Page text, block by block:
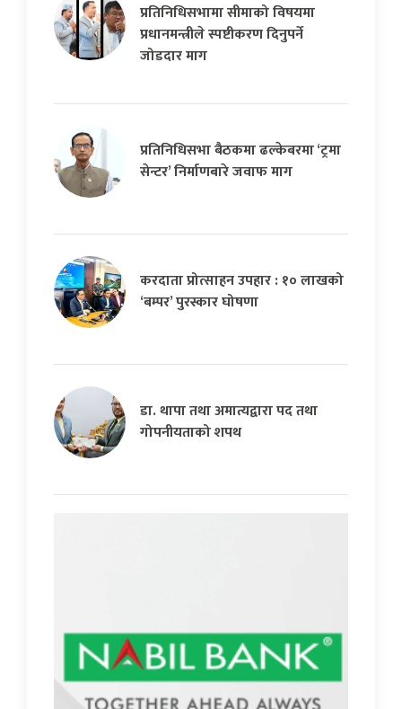
प्रतिनिधिसभामा सीमाको विषयमा
प्रधानमन्त्रीले स्पष्टीकरण दिनुपर्ने
जोडदार माग
प्रतिनिधिसभा बैठकमा ढल्केबरमा ‘ट्रमा
सेन्टर’ निर्माणबारे जवाफ माग
करदाता प्रोत्साहन उपहार : १० लाखको
‘बम्पर’ पुरस्कार घोषणा
डा. थापा तथा अमात्यद्वारा पद तथा
गोपनीयताको शपथ